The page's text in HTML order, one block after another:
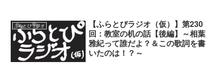
ふらとぴラジオ
【ふらとぴラジオ（仮）】第230
回：教室の机の話【後編】～相葉
雅紀って誰だよ？＆この歌詞を書
いたのは！？～